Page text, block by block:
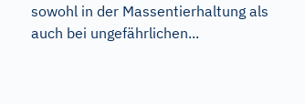
sowohl in der Massentierhaltung als
auch bei ungefährlichen...